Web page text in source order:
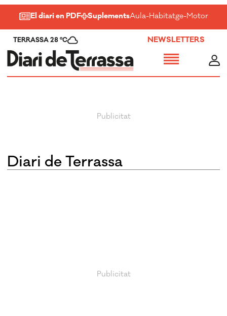
El diari en PDF SuplementsAula-Habitatge-Motor-
TERRASSA 28 ºC NEWSLETTERS
Diari de Terrassa